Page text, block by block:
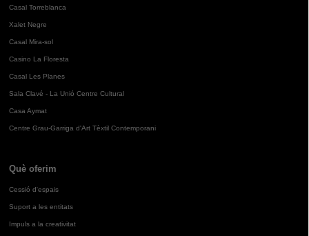
Casal Torreblanca
Xalet Negre
Casal Mira-sol
Casino La Floresta
Casal Les Planes
Sala Clavé - La Unió Centre Cultural
Casa Aymat
Centre Grau-Garriga d'Art Tèxtil Contemporani
Què oferim
Cessió d'espais
Suport a les entitats
Impuls a la creativitat